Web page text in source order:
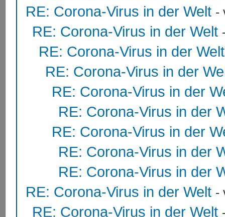
RE: Corona-Virus in der Welt -
RE: Corona-Virus in der Welt
RE: Corona-Virus in der Welt
RE: Corona-Virus in der
RE: Corona-Virus in der
RE: Corona-Virus in der
RE: Corona-Virus in der
RE: Corona-Virus in der
RE: Corona-Virus in der
RE: Corona-Virus in der Welt -
RE: Corona-Virus in der Welt